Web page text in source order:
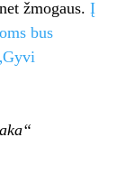
žmogaus. Į
bus